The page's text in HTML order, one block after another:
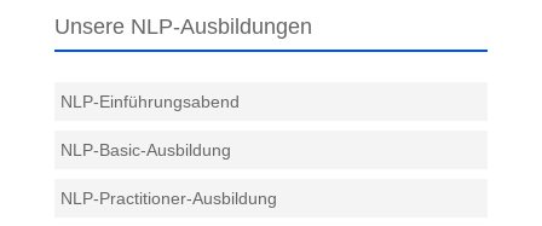
Unsere NLP-Ausbildungen
NLP-Einführungsabend
NLP-Basic-Ausbildung
NLP-Practitioner-Ausbildung